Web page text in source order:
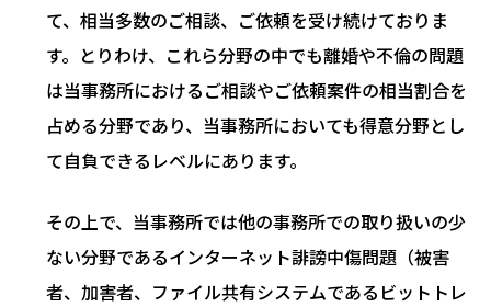
て、相当多数のご相談、ご依頼を受け続けておりま
す。とりわけ、これら分野の中でも離婚や不倫の問題
は当事務所におけるご相談やご依頼案件の相当割合を
占める分野であり、当事務所においても得意分野とし
て自負できるレベルにあります。
その上で、当事務所では他の事務所での取り扱いの少
ない分野であるインターネット誹謗中傷問題（被害
者、加害者、ファイル共有システムであるビットトレ